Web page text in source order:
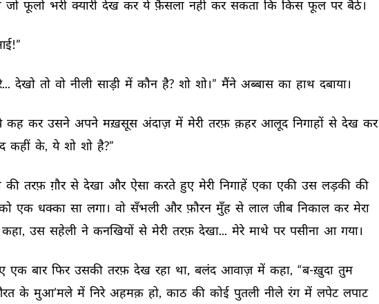
जो फूलों भरी क्यारी देख कर ये फ़ैसला नहीं कर सकता कि किस फूल पर बैठे।
देखो तो वो नीली साड़ी में कौन है? शो शो।” मैंने अब्बास का हाथ दबाया।
कह कर उसने अपने मख़सूस अंदाज़ में मेरी तरफ़ क़हर आलूद निगाहों से देख कर
कहीं के, ये शो शो है?”
की तरफ़ ग़ौर से देखा और ऐसा करते हुए मेरी निगाहें एका एकी उस लड़की की
एक धक्का सा लगा। वो सँभली और फ़ौरन मुँह से लाल जीब निकाल कर मेरा
कहा, उस सहेली ने कनखियों से मेरी तरफ़ देखा... मेरे माथे पर पसीना आ गया।
एक बार फिर उसकी तरफ़ देख रहा था, बलंद आवाज़ में कहा, “ब-ख़ुदा तुम
के मुआ’मले में निरे अहमक़ हो, काठ की कोई पुतली नीले रंग में लपेट लपाट